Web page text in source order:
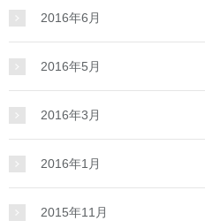
2016年6月
2016年5月
2016年3月
2016年1月
2015年11月